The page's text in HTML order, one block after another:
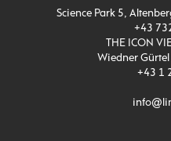
Science Park 5,
+43
THE ICON
Wiedner
+43 1